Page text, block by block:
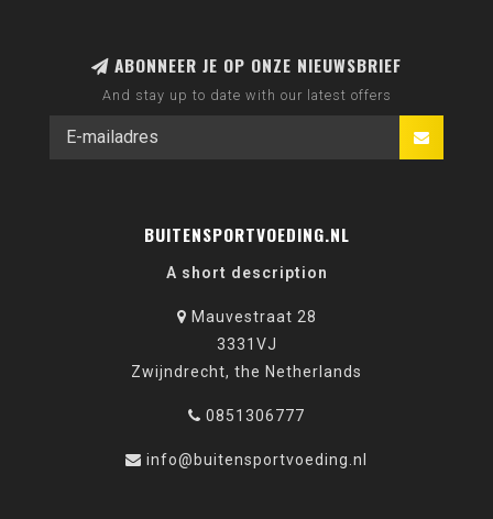
ABONNEER JE OP ONZE NIEUWSBRIEF
And stay up to date with our latest offers
BUITENSPORTVOEDING.NL
A short description
Mauvestraat 28
3331VJ
Zwijndrecht, the Netherlands
0851306777
info@buitensportvoeding.nl